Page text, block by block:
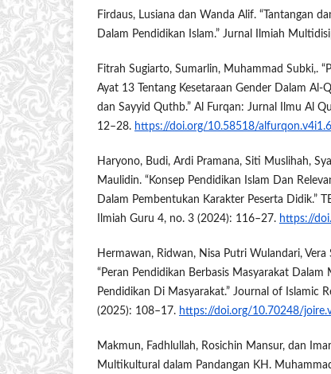
Firdaus, Lusiana dan Wanda Alif. “Tantangan
Dalam Pendidikan Islam.” Jurnal Ilmiah
Fitrah Sugiarto, Sumarlin, Muhammad Subki,.
Ayat 13 Tentang Kesetaraan Gender Dalam Al-
dan Sayyid Quthb.” Al Furqan: Jurnal Ilmu Al
12–28. https://doi.org/10.58518/
Haryono, Budi, Ardi Pramana, Siti Muslihah,
Maulidin. “Konsep Pendidikan Islam Dan
Dalam Pembentukan Karakter Peserta Didik.”
Ilmiah Guru 4, no. 3 (2024): 116–27. https://
Hermawan, Ridwan, Nisa Putri Wulandari,
“Peran Pendidikan Berbasis Masyarakat Dalam
Pendidikan Di Masyarakat.” Journal of Islamic
(2025): 108–17. https://doi.org/10.70248/
Makmun, Fadhlullah, Rosichin Mansur, dan
Multikultural dalam Pandangan KH.